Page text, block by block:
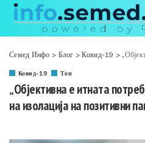
Семед Инфо > Блог >Ковид-19 > „Објективна
Ковид-19 Топ
„Објективна е итната
на изолација на позитивни